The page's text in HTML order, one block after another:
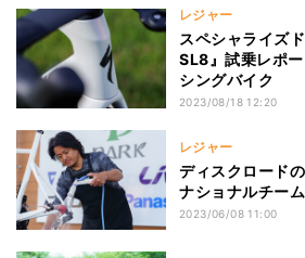
レジャー
スペシャライズ
SL8』試乗レポ
シングバイク
2023/08/18 12:20
レジャー
ディスクロード
ナショナルチー
2023/06/08 11:00